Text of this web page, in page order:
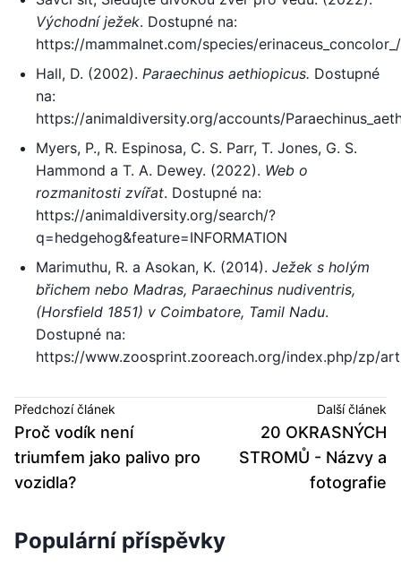
Východní ježek. Dostupné na:
https://mammalnet.com/species/erinaceus_concolor_/
Hall, D. (2002). Paraechinus aethiopicus. Dostupné
na:
https://animaldiversity.org/accounts/
Myers, P., R. Espinosa, C. S. Parr, T. Jones, G. S.
Hammond a T. A. Dewey. (2022). Web o
rozmanitosti zvířat. Dostupné na:
https://animaldiversity.org/search/?
q=hedgehog&feature=INFORMATION
Marimuthu, R. a Asokan, K. (2014). Ježek s holým
břichem nebo Madras, Paraechinus nudiventris,
(Horsfield 1851) v Coimbatore, Tamil Nadu.
Dostupné na:
https://www.zoosprint.zooreach.org/index.php/zp/
Předchozí článek
Proč vodík není
triumfem jako palivo pro
vozidla?
Další článek
20 OKRASNÝCH
STROMŮ - Názvy a
fotografie
Populární příspěvky